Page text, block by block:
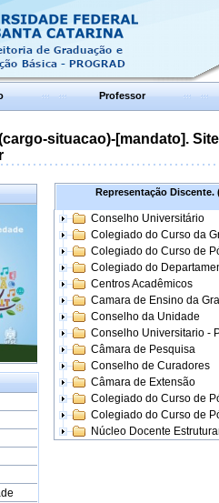
Professor
situacao)-[mandato].
Representação Discente.
Conselho Universitário
Colegiado do Curso da
Colegiado do Curso de
Colegiado do
Centros Acadêmicos
Camara de Ensino da
Conselho da Unidade
Conselho Universitario -
Câmara de Pesquisa
Conselho de Curadores
Câmara de Extensão
Colegiado do Curso de
Colegiado do Curso de
Núcleo Docente